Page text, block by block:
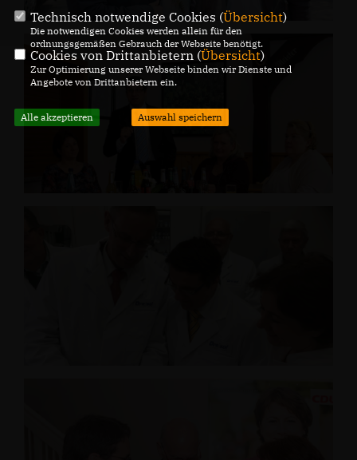
Technisch notwendige Cookies (Übersicht)
Die notwendigen Cookies werden allein für den
ordnungsgemäßen Gebrauch der Webseite benötigt.
Cookies von Drittanbietern (Übersicht)
Zur Optimierung unserer Webseite binden wir Dienste und
Angebote von Drittanbietern ein.
Alle akzeptieren Auswahl speichern